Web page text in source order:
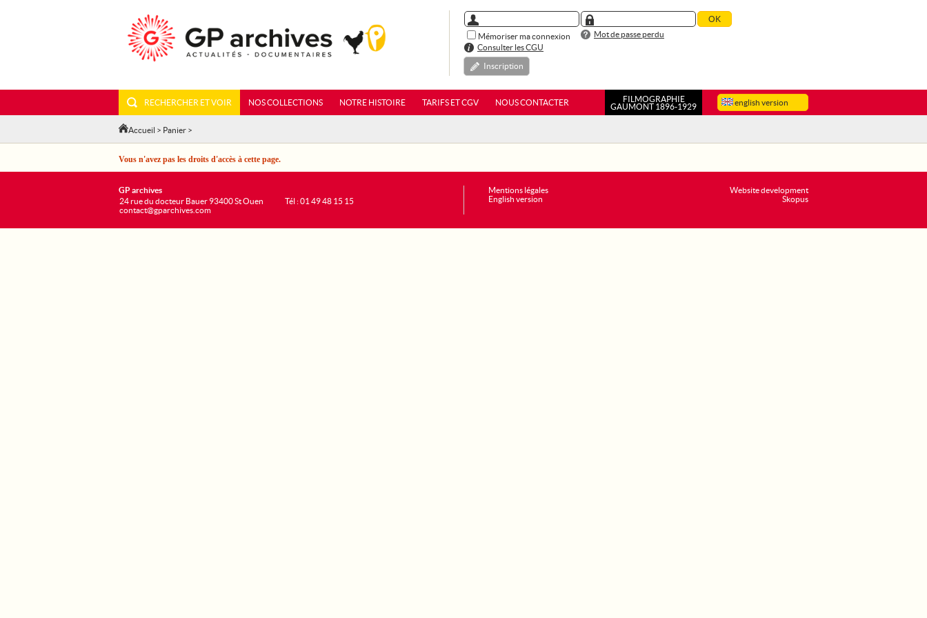
Mémoriser ma connexion
Mot de passe perdu
Consulter les CGU
Inscription
english version
RECHERCHER ET VOIR NOS COLLECTIONS NOTRE HISTOIRE TARIFS ET CGV NOUS CONTACTER
FILMOGRAPHIE
GAUMONT 1896-1929
Accueil > Panier >
Vous n'avez pas les droits d'accès à cette page.
Website development
Skopus
GP archives
24 rue du docteur Bauer 93400 St Ouen
contact@gparchives.com
Tél : 01 49 48 15 15
Mentions légales
English version